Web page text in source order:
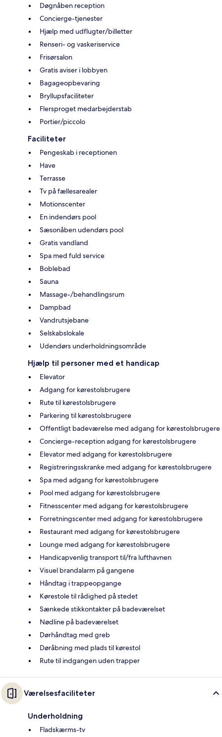
Døgnåben reception
Concierge-tjenester
Hjælp med udflugter/billetter
Renseri- og vaskeriservice
Frisørsalon
Gratis aviser i lobbyen
Bagageopbevaring
Bryllupsfaciliteter
Flersproget medarbejderstab
Portier/piccolo
Faciliteter
Pengeskab i receptionen
Have
Terrasse
Tv på fællesarealer
Motionscenter
En indendørs pool
Sæsonåben udendørs pool
Gratis vandland
Spa med fuld service
Boblebad
Sauna
Massage-/behandlingsrum
Dampbad
Vandrutsjebane
Selskabslokale
Udendørs underholdningsområde
Hjælp til personer med et handicap
Elevator
Adgang for kørestolsbrugere
Rute til kørestolsbrugere
Parkering til kørestolsbrugere
Offentligt badeværelse med adgang for kørestolsbrugere
Concierge-reception adgang for kørestolsbrugere
Elevator med adgang for kørestolsbrugere
Registreringsskranke med adgang for kørestolsbrugere
Spa med adgang for kørestolsbrugere
Pool med adgang for kørestolsbrugere
Fitnesscenter med adgang for kørestolsbrugere
Forretningscenter med adgang for kørestolsbrugere
Restaurant med adgang for kørestolsbrugere
Lounge med adgang for kørestolsbrugere
Handicapvenlig transport til/fra lufthavnen
Visuel brandalarm på gangene
Håndtag i trappeopgange
Kørestole til rådighed på stedet
Sænkede stikkontakter på badeværelset
Nødline på badeværelset
Dørhåndtag med greb
Døråbning med plads til kørestol
Rute til indgangen uden trapper
Værelsesfaciliteter
Underholdning
Fladskærms-tv